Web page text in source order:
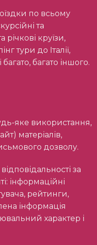
та
річкові круїзи,
тури до Італії,
багато іншого.
матеріалів,
дозволу.
інформаційні
рейтинги,
інформація
характер і